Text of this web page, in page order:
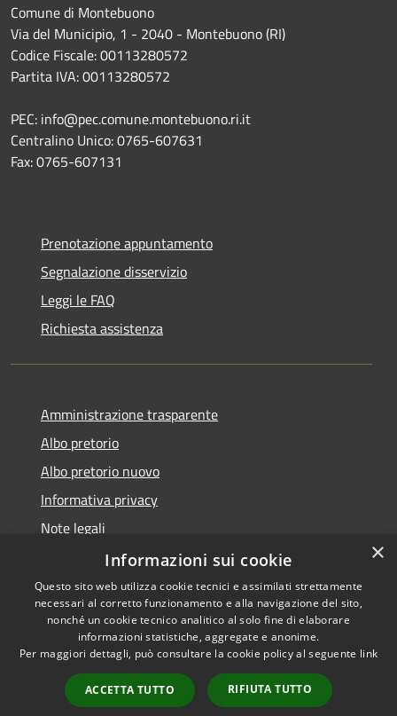
Comune di Montebuono
Via del Municipio, 1 - 2040 - Montebuono (RI)
Codice Fiscale: 00113280572
Partita IVA: 00113280572
PEC: info@pec.comune.montebuono.ri.it
Centralino Unico: 0765-607631
Fax: 0765-607131
Prenotazione appuntamento
Segnalazione disservizio
Leggi le FAQ
Richiesta assistenza
Amministrazione trasparente
Albo pretorio
Albo pretorio nuovo
Informativa privacy
Note legali
Dichiarazione di accessibilità
RSS
Accessibilità
Copyright © 2026 • Comune di
Montebuono • Powered by
Municipium•
Accesso
redazione
×
Informazioni sui cookie
Questo sito web utilizza cookie tecnici e assimilati strettamente
necessari al corretto funzionamento e alla navigazione del sito,
nonché un cookie tecnico analitico al solo fine di elaborare
informazioni statistiche, aggregate e anonime.
Per maggiori dettagli, può consultare la cookie policy al seguente link
ACCETTA TUTTO RIFIUTA TUTTO